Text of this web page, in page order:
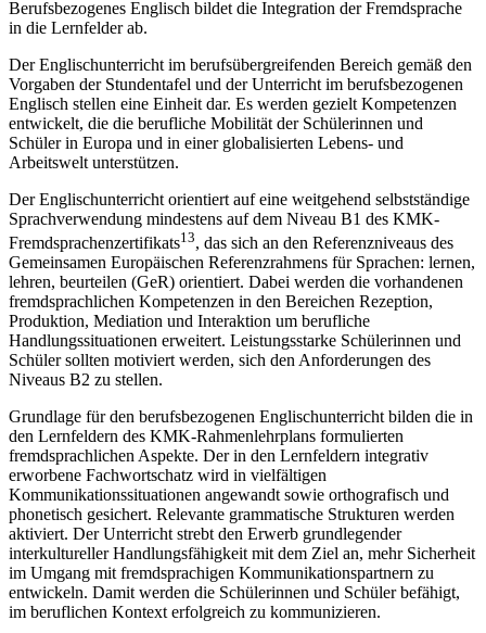
Berufsbezogenes Englisch bildet die Integration der Fremdsprache
in die Lernfelder ab.
Der Englischunterricht im berufsübergreifenden Bereich gemäß den
Vorgaben der Stundentafel und der Unterricht im berufsbezogenen
Englisch stellen eine Einheit dar. Es werden gezielt Kompetenzen
entwickelt, die die berufliche Mobilität der Schülerinnen und
Schüler in Europa und in einer globalisierten Lebens- und
Arbeitswelt unterstützen.
Der Englischunterricht orientiert auf eine weitgehend selbstständige
Sprachverwendung mindestens auf dem Niveau B1 des KMK-
Fremdsprachenzertifikats13, das sich an den Referenzniveaus des
Gemeinsamen Europäischen Referenzrahmens für Sprachen: lernen,
lehren, beurteilen (GeR) orientiert. Dabei werden die vorhandenen
fremdsprachlichen Kompetenzen in den Bereichen Rezeption,
Produktion, Mediation und Interaktion um berufliche
Handlungssituationen erweitert. Leistungsstarke Schülerinnen und
Schüler sollten motiviert werden, sich den Anforderungen des
Niveaus B2 zu stellen.
Grundlage für den berufsbezogenen Englischunterricht bilden die in
den Lernfeldern des KMK-Rahmenlehrplans formulierten
fremdsprachlichen Aspekte. Der in den Lernfeldern integrativ
erworbene Fachwortschatz wird in vielfältigen
Kommunikationssituationen angewandt sowie orthografisch und
phonetisch gesichert. Relevante grammatische Strukturen werden
aktiviert. Der Unterricht strebt den Erwerb grundlegender
interkultureller Handlungsfähigkeit mit dem Ziel an, mehr Sicherheit
im Umgang mit fremdsprachigen Kommunikationspartnern zu
entwickeln. Damit werden die Schülerinnen und Schüler befähigt,
im beruflichen Kontext erfolgreich zu kommunizieren.